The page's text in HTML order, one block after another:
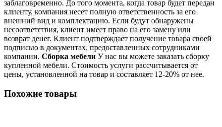
заблаговременно. До того момента, когда товар будет передан
клиенту, компания несет полную ответственность за его
внешний вид и комплектацию. Если будут обнаружены
несоответствия, клиент имеет право на его замену или
возврат денег. Клиент подтверждает получение товара своей
подписью в документах, предоставленных сотрудниками
компании. Сборка мебели У нас вы можете заказать сборку
купленной мебели. Стоимость услуги рассчитывается от
цены, установленной на товар и составляет 12-20% от нее.
Похожие товары